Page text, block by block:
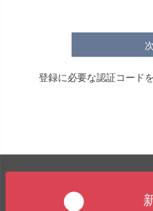
登録に必要な認証コード